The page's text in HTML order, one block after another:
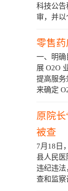
科技公告
审，并
零售药
一、明确
展 O2O
提高服务
来确定
原院
被查
7月18日
县人民医
违纪违法
查和监察